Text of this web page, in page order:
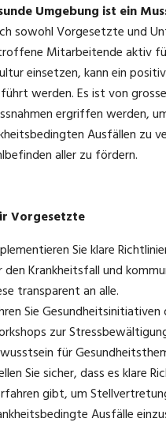
Umgebung ist ein
sowohl Vorgesetzte und
Mitarbeitende aktiv
einsetzen, kann ein
werden. Es ist von
ergriffen werden,
Ausfällen zu
aller zu fördern.
Vorgesetzte
Sie klare
den Krankheitsfall und
transparent an alle.
Sie Gesundheitsinitiativen
zur
für
Sie sicher, dass es klare
gibt, um
Ausfälle